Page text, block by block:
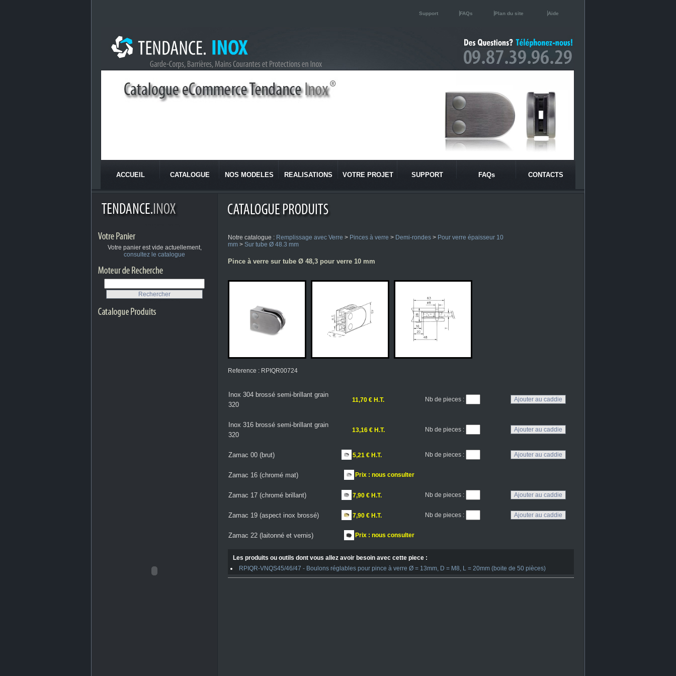
Support FAQs Plan du site Aide
ACCUEIL CATALOGUE NOS MODELES REALISATIONS VOTRE PROJET SUPPORT FAQs CONTACTS
Votre panier est vide actuellement,
consultez le catalogue
Notre catalogue : Remplissage avec Verre > Pinces à verre > Demi-rondes > Pour verre épaisseur 10
mm > Sur tube Ø 48.3 mm
Pince à verre sur tube Ø 48,3 pour verre 10 mm
Reference : RPIQR00724
Inox 304 brossé semi-brillant grain
320
11,70 € H.T. Nb de pieces:
Inox 316 brossé semi-brillant grain
320
13,16 € H.T. Nb de pieces:
Zamac 00 (brut) 5,21 € H.T. Nb de pieces:
Zamac 16 (chromé mat) Prix : nous consulter
Zamac 17 (chromé brillant) 7,90 € H.T. Nb de pieces:
Zamac 19 (aspect inox brossé) 7,90 € H.T. Nb de pieces:
Zamac 22 (laitonné et vernis) Prix : nous consulter
Les produits ou outils dont vous allez avoir besoin avec cette piece :
RPIQR-VNQS45/46/47 - Boulons réglables pour pince à verre Ø = 13mm, D = M8, L = 20mm (boite de 50 pièces)